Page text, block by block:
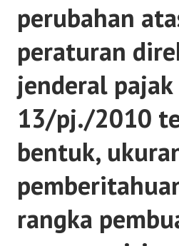
perubahan
peraturan
jenderal
13/pj./2010
bentuk,
rangka